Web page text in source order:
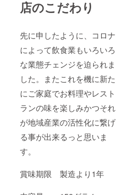
店のこだわり
先に申したように、コロナ
によって飲食業もいろいろ
な業態チェンジを迫られま
した。またこれを機に新た
にご家庭でお料理やレスト
ランの味を楽しみかつそれ
が地域産業の活性化に繋げ
る事が出来るっと思いま
す。
賞味期限 製造より1年